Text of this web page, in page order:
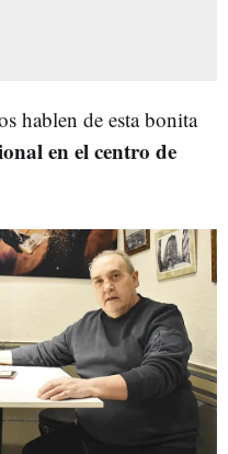
hablen de esta bonita
en el centro de